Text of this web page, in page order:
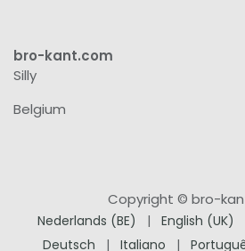
bro-kant.com
Silly
Belgium
Copyright © bro-
Nederlands (BE) | English (UK)
Deutsch
| Italiano |